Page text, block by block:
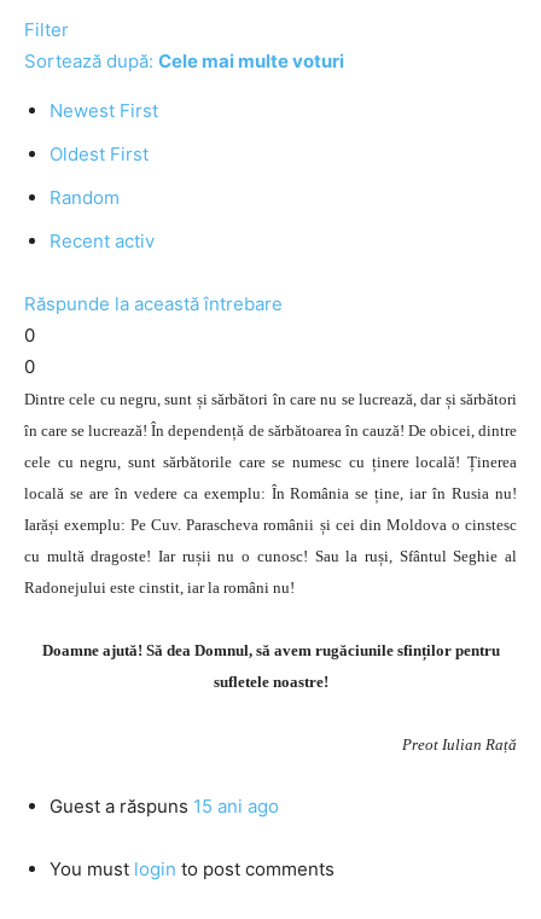
Filter
Sortează după: Cele mai multe voturi
Newest First
Oldest First
Random
Recent activ
Răspunde la această întrebare
0
0
Dintre cele cu negru, sunt și sărbători în care nu se lucrează, dar și sărbători
în care se lucrează! În dependență de sărbătoarea în cauză! De obicei, dintre
cele cu negru, sunt sărbătorile care se numesc cu ținere locală! Ținerea
locală se are în vedere ca exemplu: În România se ține, iar în Rusia nu!
Iarăși exemplu: Pe Cuv. Parascheva românii și cei din Moldova o cinstesc
cu multă dragoste! Iar rușii nu o cunosc! Sau la ruși, Sfântul Seghie al
Radonejului este cinstit, iar la români nu!
Doamne ajută! Să dea Domnul, să avem rugăciunile sfinților pentru
sufletele noastre!
Preot Iulian Rață
Guest a răspuns 15 ani ago
You must login to post comments